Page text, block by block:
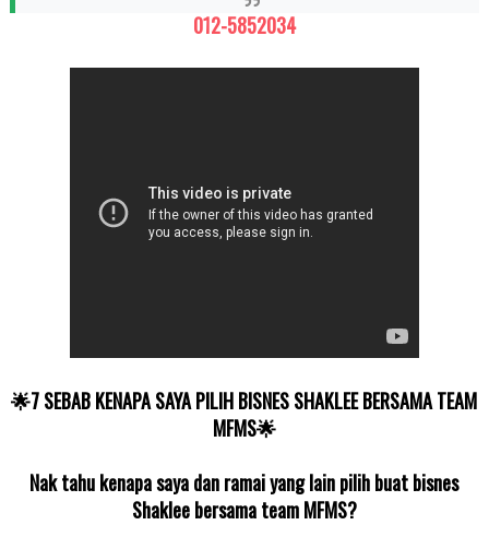
012-5852034
🌟7 SEBAB KENAPA SAYA PILIH BISNES SHAKLEE BERSAMA TEAM
MFMS🌟
Nak tahu kenapa saya dan ramai yang lain pilih buat bisnes
Shaklee bersama team MFMS?